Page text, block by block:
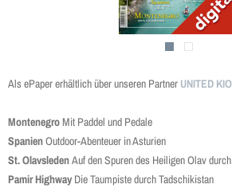
Als ePaper erhältlich über unseren Partner UNITED
Montenegro Mit Paddel und Pedale
SpanienOutdoor-Abenteuer in Asturien
St. OlavsledenAuf den Spuren des Heiligen Olav
Pamir Highway Die Taumpiste durch Tadschikistan